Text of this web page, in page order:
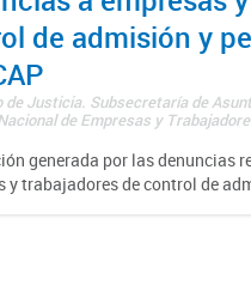
de admisión y
de Justicia. Subsecretaría de
de Empresas y
generada por las denuncias
y trabajadores de control de